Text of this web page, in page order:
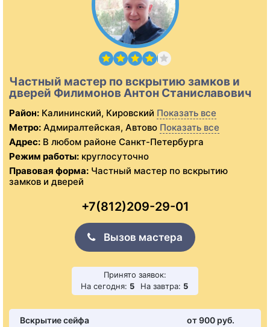
Частный мастер по вскрытию замков и
дверей Филимонов Антон Станиславович
Район: Калининский, Кировский Показать все
Метро: Адмиралтейская, Автово Показать все
Адрес: В любом районе Санкт-Петербурга
Режим работы: круглосуточно
Правовая форма: Частный мастер по вскрытию
замков и дверей
+7(812)209-29-01
Вызов мастера
Принято заявок:
На сегодня: 5 На завтра: 5
Вскрытие сейфа
от 900 pуб.